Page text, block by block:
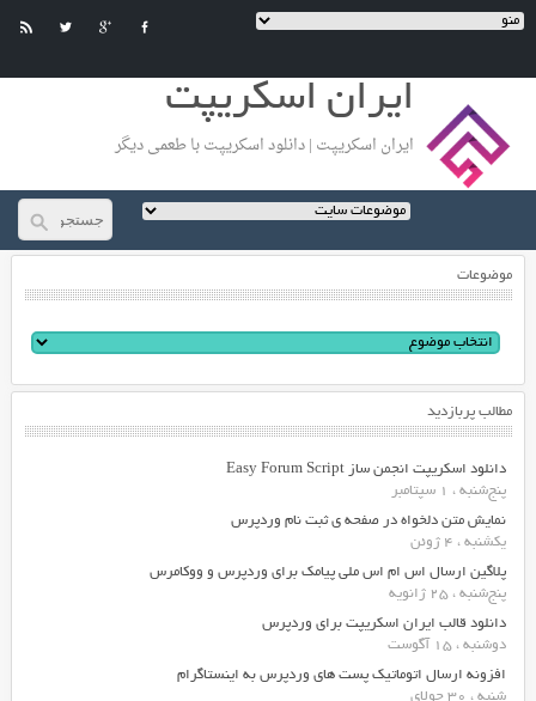
ایران اسکریپت
ایران اسکریپت | دانلود اسکریپت با طعمی دیگر
موضوعات
مطالب پربازدید
دانلود اسکریپت انجمن ساز Easy Forum Script
پنج‌شنبه ، 1 سپتامبر
نمایش متن دلخواه در صفحه ی ثبت نام وردپرس
یکشنبه ، 4 ژوئن
پلاگین ارسال اس ام اس ملی پیامک برای وردپرس و ووکامرس
پنج‌شنبه ، 25 ژانویه
دانلود قالب ایران اسکریپت برای وردپرس
دوشنبه ، 15 آگوست
افزونه ارسال اتوماتیک پست های وردپرس به اینستاگرام
شنبه ، 30 جولای